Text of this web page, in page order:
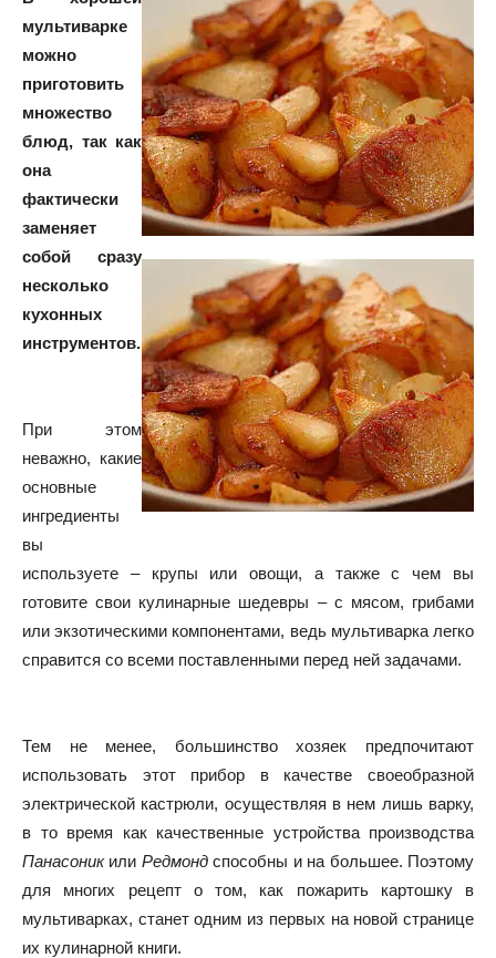
мультиварке
можно
приготовить
множество
блюд, так как
она
фактически
заменяет
собой сразу
несколько
кухонных
инструментов.
При этом
неважно, какие
основные
ингредиенты
вы
используете – крупы или овощи, а также с чем вы
готовите свои кулинарные шедевры – с мясом, грибами
или экзотическими компонентами, ведь мультиварка легко
справится со всеми поставленными перед ней задачами.
Тем не менее, большинство хозяек предпочитают
использовать этот прибор в качестве своеобразной
электрической кастрюли, осуществляя в нем лишь варку,
в то время как качественные устройства производства
Панасоник или Редмондспособны и на большее. Поэтому
для многих рецепт о том, как пожарить картошку в
мультиварках, станет одним из первых на новой странице
их кулинарной книги.